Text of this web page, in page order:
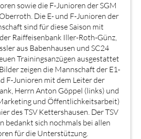
sowie die F-Junioren der SGM
Die E- und F-Junioren der
sind für diese Saison mit
Raiffeisenbank Iller-Roth-Günz,
aus Babenhausen und SC24
Trainingsanzügen ausgestattet
zeigen die Mannschaft der E1-
F-Junioren mit dem Leiter der
Herrn Anton Göppel (links) und
und Öffentlichkeitsarbeit)
des TSV Kettershausen. Der TSV
bedankt sich nochmals bei allen
für die Unterstützung.